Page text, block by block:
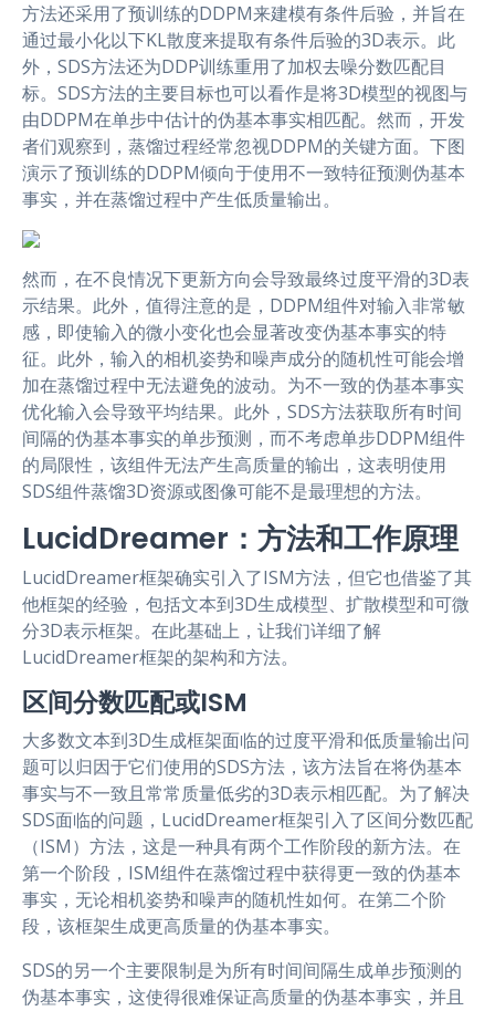
方法还采用了预训练的DDPM来建模有条件后验，并旨在
通过最小化以下KL散度来提取有条件后验的3D表示。此
外，SDS方法还为DDP训练重用了加权去噪分数匹配目
标。SDS方法的主要目标也可以看作是将3D模型的视图与
由DDPM在单步中估计的伪基本事实相匹配。然而，开发
者们观察到，蒸馏过程经常忽视DDPM的关键方面。下图
演示了预训练的DDPM倾向于使用不一致特征预测伪基本
事实，并在蒸馏过程中产生低质量输出。
然而，在不良情况下更新方向会导致最终过度平滑的3D表
示结果。此外，值得注意的是，DDPM组件对输入非常敏
感，即使输入的微小变化也会显著改变伪基本事实的特
征。此外，输入的相机姿势和噪声成分的随机性可能会增
加在蒸馏过程中无法避免的波动。为不一致的伪基本事实
优化输入会导致平均结果。此外，SDS方法获取所有时间
间隔的伪基本事实的单步预测，而不考虑单步DDPM组件
的局限性，该组件无法产生高质量的输出，这表明使用
SDS组件蒸馏3D资源或图像可能不是最理想的方法。
LucidDreamer：方法和工作原理
LucidDreamer框架确实引入了ISM方法，但它也借鉴了其
他框架的经验，包括文本到3D生成模型、扩散模型和可微
分3D表示框架。在此基础上，让我们详细了解
LucidDreamer框架的架构和方法。
区间分数匹配或ISM
大多数文本到3D生成框架面临的过度平滑和低质量输出问
题可以归因于它们使用的SDS方法，该方法旨在将伪基本
事实与不一致且常常质量低劣的3D表示相匹配。为了解决
SDS面临的问题，LucidDreamer框架引入了区间分数匹配
（ISM）方法，这是一种具有两个工作阶段的新方法。在
第一个阶段，ISM组件在蒸馏过程中获得更一致的伪基本
事实，无论相机姿势和噪声的随机性如何。在第二个阶
段，该框架生成更高质量的伪基本事实。
SDS的另一个主要限制是为所有时间间隔生成单步预测的
伪基本事实，这使得很难保证高质量的伪基本事实，并且